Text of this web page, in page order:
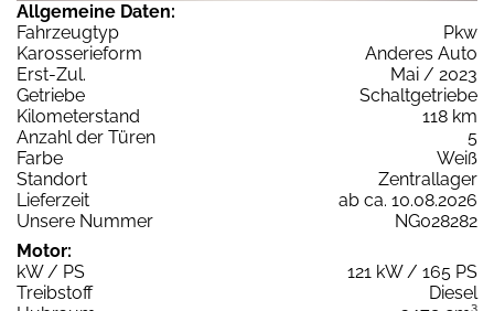
Allgemeine Daten:
Fahrzeugtyp
Pkw
Karosserieform
Anderes Auto
Erst-Zul.
Mai / 2023
Getriebe
Schaltgetriebe
Kilometerstand
118 km
Anzahl der Türen
5
Farbe
Weiß
Standort
Zentrallager
Lieferzeit
ab ca. 10.08.2026
Unsere Nummer
NG028282
Motor:
kW / PS
121 kW / 165 PS
Treibstoff
Diesel